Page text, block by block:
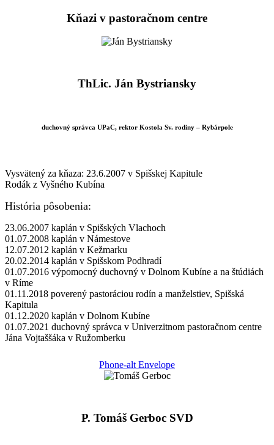
Kňazi v pastoračnom centre
ThLic. Ján Bystriansky
duchovný správca UPaC, rektor Kostola Sv. rodiny – Rybárpole
Vysvätený za kňaza: 23.6.2007 v Spišskej Kapitule
Rodák z Vyšného Kubína
História pôsobenia:
23.06.2007 kaplán v Spišských Vlachoch
01.07.2008 kaplán v Námestove
12.07.2012 kaplán v Kežmarku
20.02.2014 kaplán v Spišskom Podhradí
01.07.2016 výpomocný duchovný v Dolnom Kubíne a na štúdiách
v Ríme
01.11.2018 poverený pastoráciou rodín a manželstiev, Spišská
Kapitula
01.12.2020 kaplán v Dolnom Kubíne
01.07.2021 duchovný správca v Univerzitnom pastoračnom centre
Jána Vojtaššáka v Ružomberku
Phone-alt Envelope
P. Tomáš Gerboc SVD